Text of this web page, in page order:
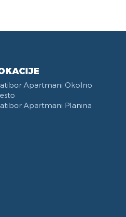
Apartmani Okolno
Apartmani Planina